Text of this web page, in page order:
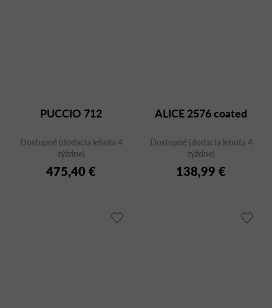
PUCCIO 712
Dostupné (dodacia lehota 4
týždne)
475,40 €
ALICE 2576 coated
Dostupné (dodacia lehota 4
týždne)
138,99 €